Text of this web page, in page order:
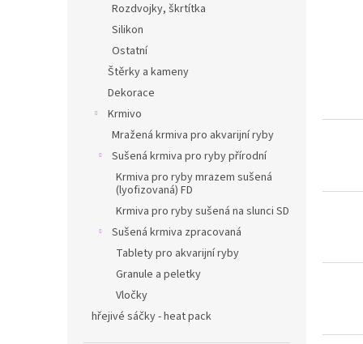
Rozdvojky, škrtítka
Silikon
Ostatní
Štěrky a kameny
Dekorace
Krmivo
Mražená krmiva pro akvarijní ryby
Sušená krmiva pro ryby přírodní
Krmiva pro ryby mrazem sušená
(lyofizovaná) FD
Krmiva pro ryby sušená na slunci SD
Sušená krmiva zpracovaná
Tablety pro akvarijní ryby
Granule a peletky
Vločky
hřejivé sáčky - heat pack